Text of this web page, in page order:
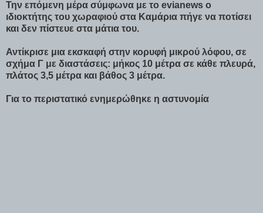
Την επόμενη μέρα σύμφωνα με το evianews ο
ιδιοκτήτης του χωραφιού στα Καμάρια πήγε να ποτίσει
και δεν πίστευε στα μάτια του.
Αντίκρισε μια εκσκαφή στην κορυφή μικρού λόφου, σε
σχήμα Γ με διαστάσεις: μήκος 10 μέτρα σε κάθε πλευρά,
πλάτος 3,5 μέτρα και βάθος 3 μέτρα.
Για το περιστατικό ενημερώθηκε η αστυνομία